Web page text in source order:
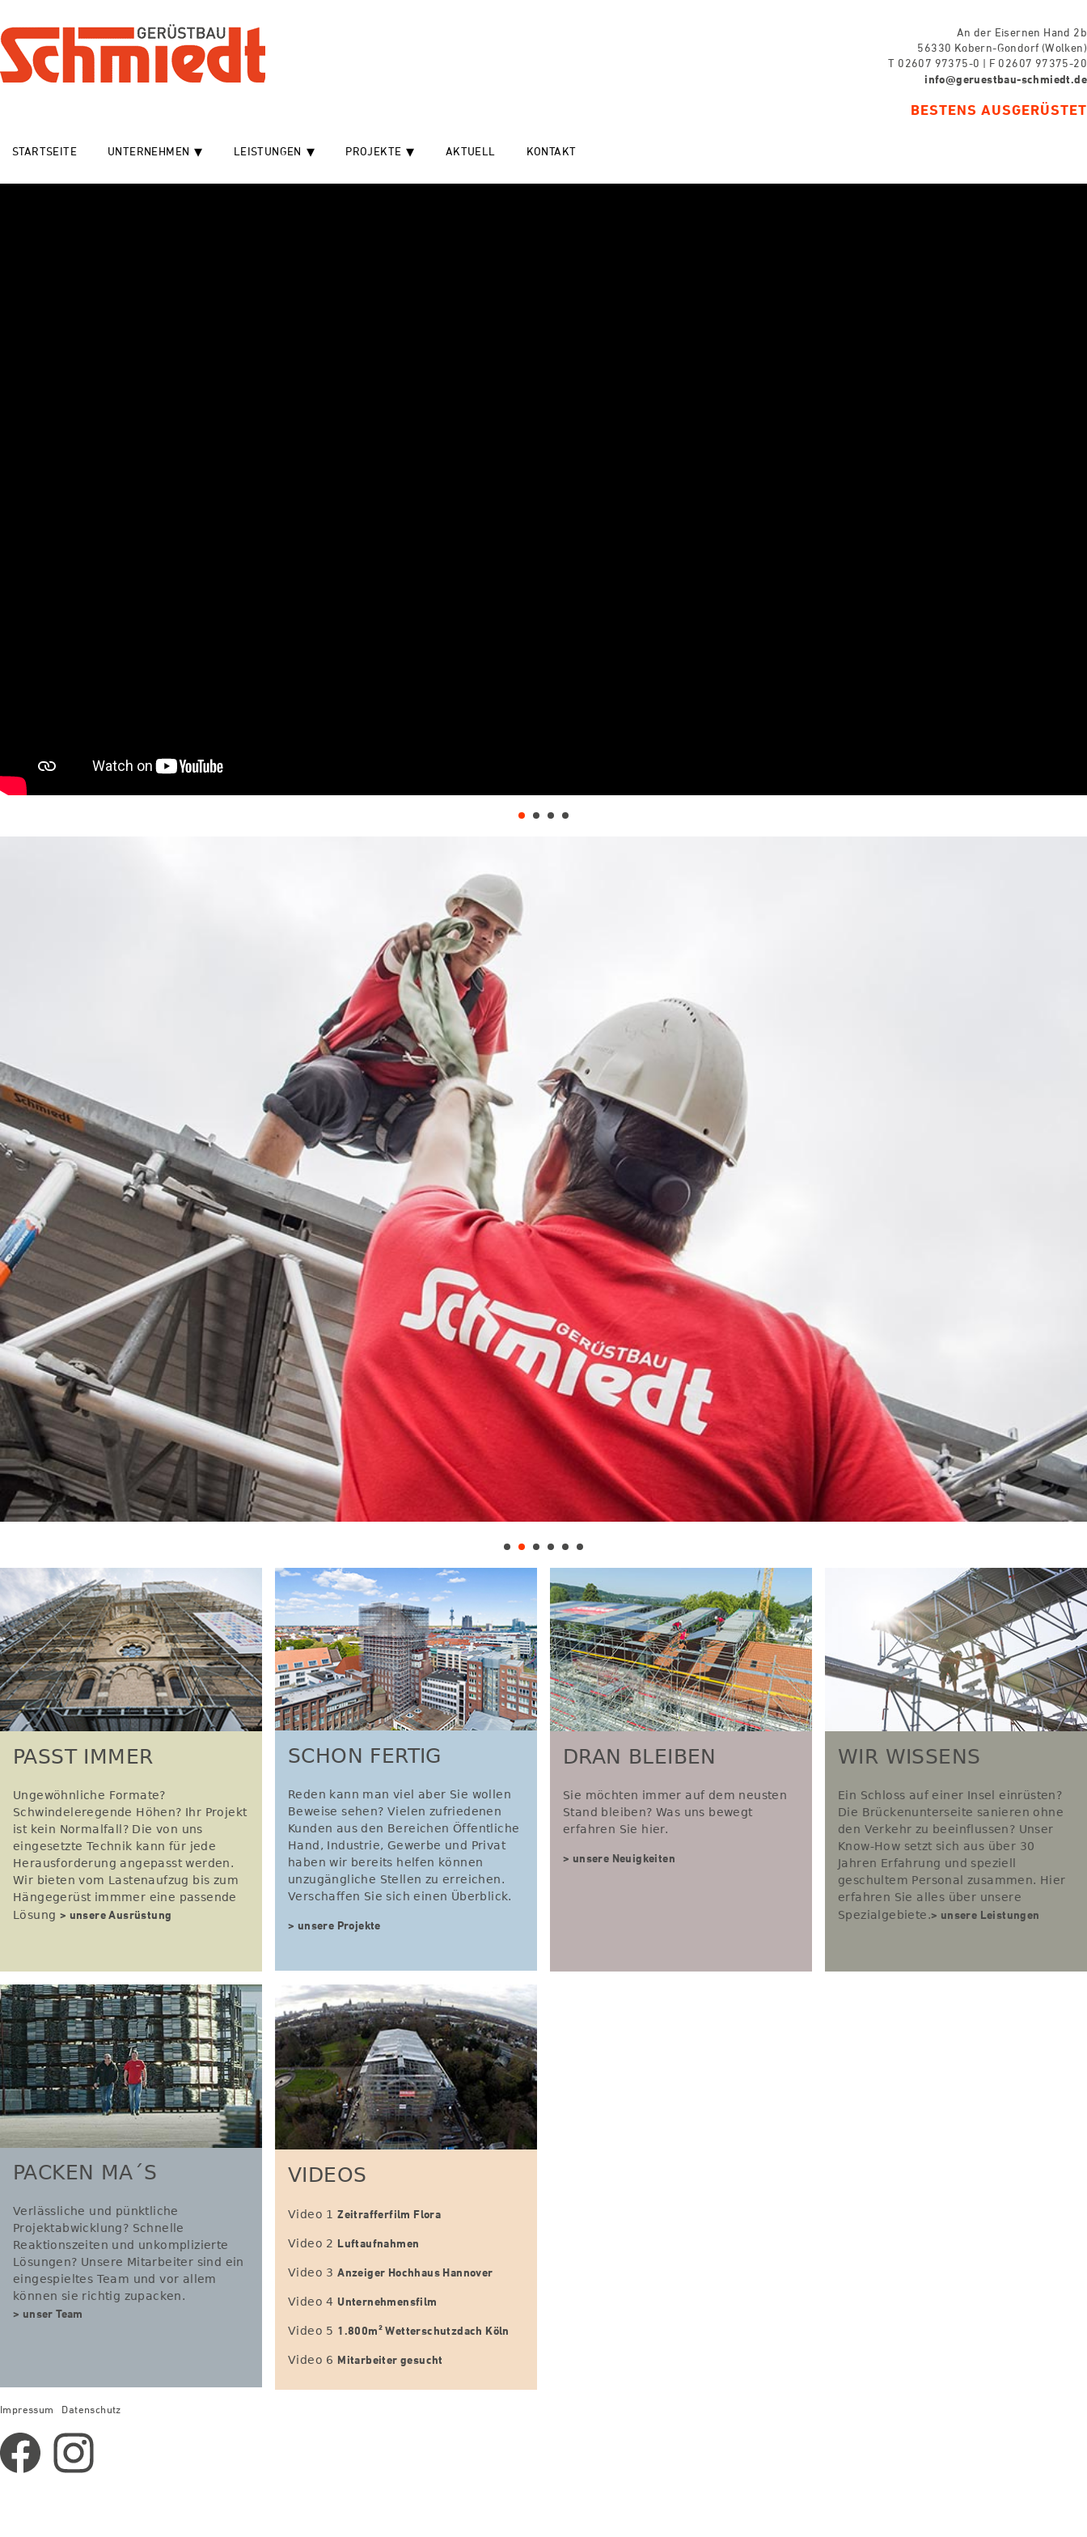
An der Eisernen Hand 2b
56330 Kobern-Gondorf (Wolken)
T 02607 97375-0 | F 02607 97375-20
info@geruestbau-schmiedt.de
BESTENS AUSGERÜSTET
STARTSEITE UNTERNEHMEN LEISTUNGEN PROJEKTE AKTUELL KONTAKT
PASST IMMER
Ungewöhnliche Formate?
Schwindeleregende Höhen? Ihr Projekt
ist kein Normalfall? Die von uns
eingesetzte Technik kann für jede
Herausforderung angepasst werden.
Wir bieten vom Lastenaufzug bis zum
Hängegerüst immmer eine passende
Lösung > unsere Ausrüstung
SCHON FERTIG
Reden kann man viel aber Sie wollen
Beweise sehen? Vielen zufriedenen
Kunden aus den Bereichen Öffentliche
Hand, Industrie, Gewerbe und Privat
haben wir bereits helfen können
unzugängliche Stellen zu erreichen.
Verschaffen Sie sich einen Überblick.
> unsere Projekte
DRAN BLEIBEN
Sie möchten immer auf dem neusten
Stand bleiben? Was uns bewegt
erfahren Sie hier.
> unsere Neuigkeiten
WIR WISSENS
Ein Schloss auf einer Insel einrüsten?
Die Brückenunterseite sanieren ohne
den Verkehr zu beeinflussen? Unser
Know-How setzt sich aus über 30
Jahren Erfahrung und speziell
geschultem Personal zusammen. Hier
erfahren Sie alles über unsere
Spezialgebiete.> unsere Leistungen
PACKEN MA´S
Verlässliche und pünktliche
Projektabwicklung? Schnelle
Reaktionszeiten und unkomplizierte
Lösungen? Unsere Mitarbeiter sind ein
eingespieltes Team und vor allem
können sie richtig zupacken.
> unser Team
VIDEOS
Video 1Zeitrafferfilm Flora
Video 2 Luftaufnahmen
Video 3Anzeiger Hochhaus Hannover
Video 4 Unternehmensfilm
Video 5 1.800m² Wetterschutzdach Köln
Video 6 Mitarbeiter gesucht
Impressum Datenschutz